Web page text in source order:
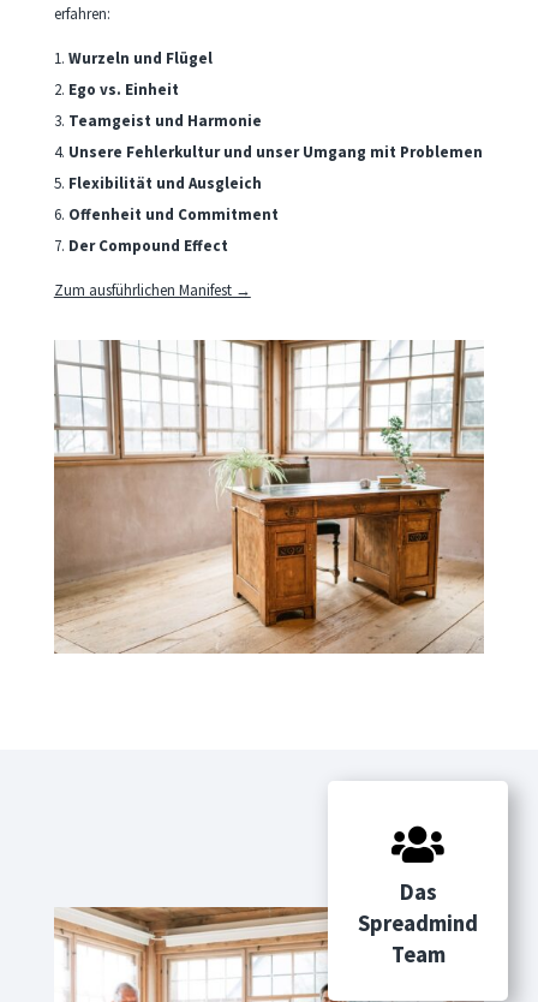
erfahren:
Wurzeln und Flügel
Ego vs. Einheit
Teamgeist und Harmonie
Unsere Fehlerkultur und unser Umgang mit Problemen
Flexibilität und Ausgleich
Offenheit und Commitment
Der Compound Effect
Zum ausführlichen Manifest →

Das
Spreadmind
Team